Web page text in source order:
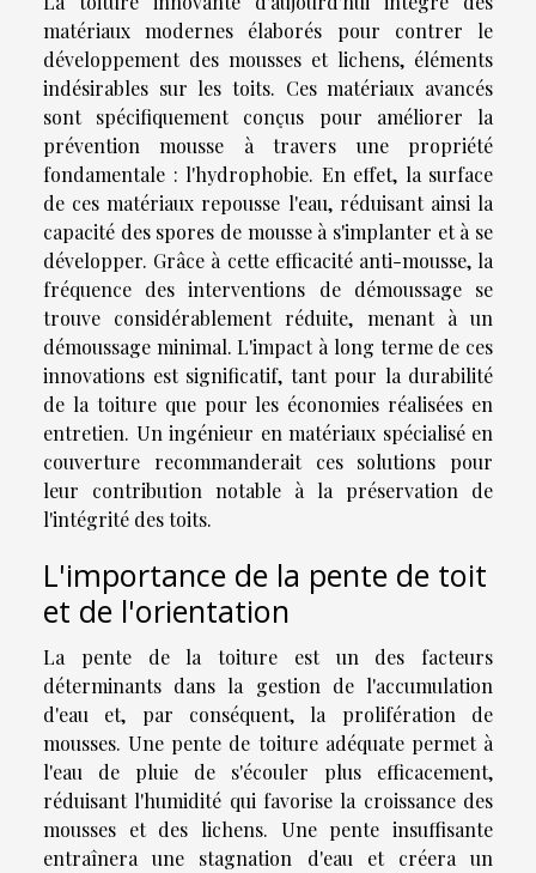
matériaux modernes élaborés pour contrer le
développement des mousses et lichens, éléments
indésirables sur les toits. Ces matériaux avancés
sont spécifiquement conçus pour améliorer la
prévention mousse à travers une propriété
fondamentale : l'hydrophobie. En effet, la surface
de ces matériaux repousse l'eau, réduisant ainsi la
capacité des spores de mousse à s'implanter et à se
développer. Grâce à cette efficacité anti-mousse, la
fréquence des interventions de démoussage se
trouve considérablement réduite, menant à un
démoussage minimal. L'impact à long terme de ces
innovations est significatif, tant pour la durabilité
de la toiture que pour les économies réalisées en
entretien. Un ingénieur en matériaux spécialisé en
couverture recommanderait ces solutions pour
leur contribution notable à la préservation de
l'intégrité des toits.
L'importance de la pente de toit
et de l'orientation
La pente de la toiture est un des facteurs
déterminants dans la gestion de l'accumulation
d'eau et, par conséquent, la prolifération de
mousses. Une pente de toiture adéquate permet à
l'eau de pluie de s'écouler plus efficacement,
réduisant l'humidité qui favorise la croissance des
mousses et des lichens. Une pente insuffisante
entraînera une stagnation d'eau et créera un